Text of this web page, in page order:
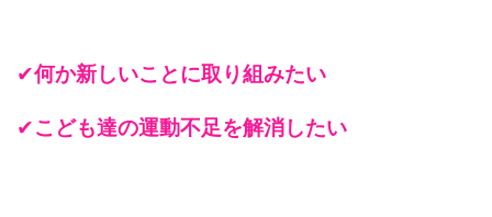
✔︎何か新しいことに取り組みたい
✔︎こども達の運動不足を解消したい